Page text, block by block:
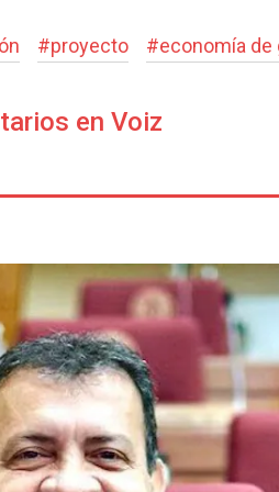
#proyecto #economía de
en Voiz